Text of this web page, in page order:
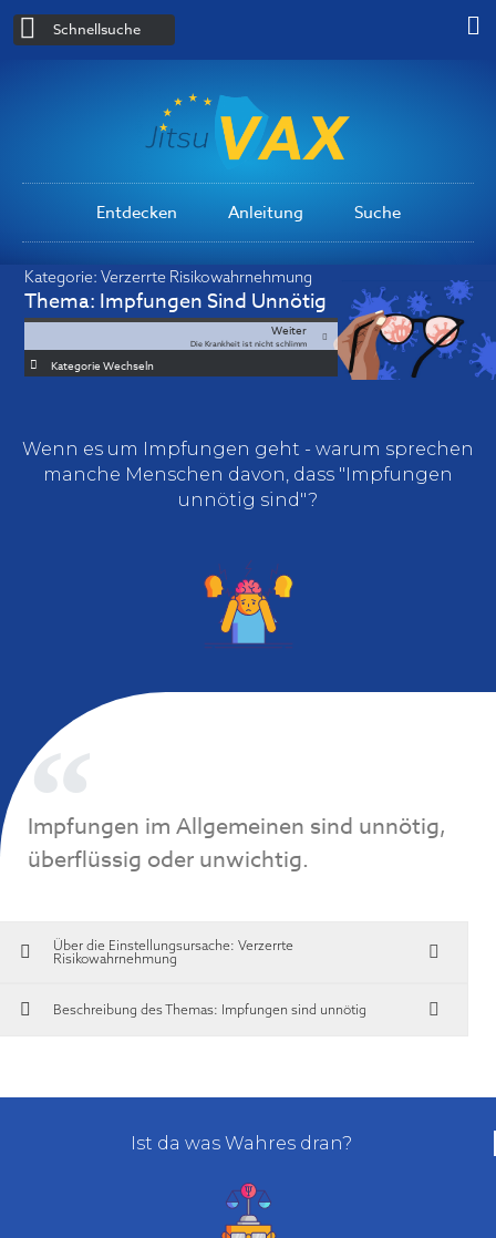
Schnellsuche
Entdecken Anleitung Suche
Kategorie:Verzerrte Risikowahrnehmung
Thema: Impfungen Sind Unnötig
Weiter
Die Krankheit ist nicht schlimm
Kategorie Wechseln
Wenn es um Impfungen geht - warum sprechen
manche Menschen davon, dass "Impfungen
unnötig sind"?
Impfungen im Allgemeinen sind unnötig,
überflüssig oder unwichtig.
Über die Einstellungsursache: Verzerrte
Risikowahrnehmung
Beschreibung des Themas: Impfungen sind unnötig
Ist da was Wahres dran?